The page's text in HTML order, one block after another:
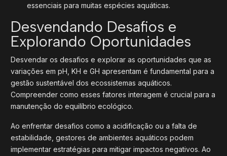
essenciais para muitas espécies aquáticas.
Desvendando Desafios e
Explorando Oportunidades
Desvendar os desafios e explorar as oportunidades que as
variações em pH, KH e GH apresentam é fundamental para a
gestão sustentável dos ecossistemas aquáticos.
Compreender como esses fatores interagem é crucial para a
manutenção do equilíbrio ecológico.
Ao enfrentar desafios como a acidificação ou a falta de
estabilidade, gestores de ambientes aquáticos podem
implementar estratégias para mitigar impactos negativos. Ao